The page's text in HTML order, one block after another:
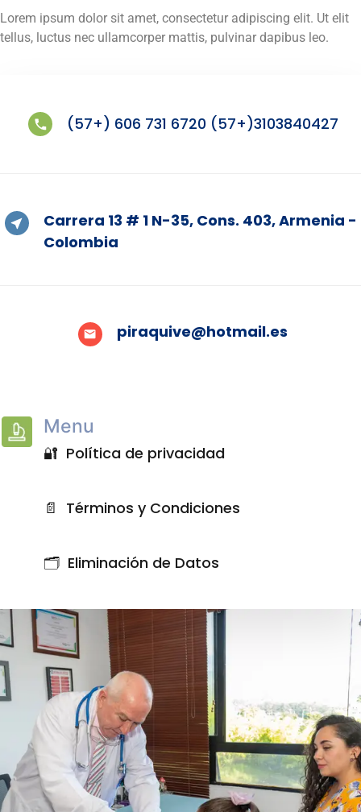
Lorem ipsum dolor sit amet, consectetur adipiscing elit. Ut elit
tellus, luctus nec ullamcorper mattis, pulvinar dapibus leo.
(57+) 606 731 6720 (57+)3103840427
Carrera 13 # 1 N-35, Cons. 403, Armenia -
Colombia
piraquive@hotmail.es
Menu
🔐 Política de privacidad
📄 Términos y Condiciones
🗂️ Eliminación de Datos